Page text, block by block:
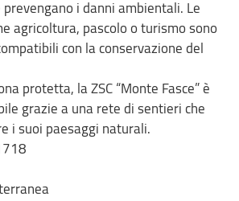
i danni ambientali. Le
agricoltura, pascolo o turismo sono
con la conservazione del
protetta, la ZSC “Monte Fasce” è
grazie a una rete di sentieri che
i suoi paesaggi naturali.